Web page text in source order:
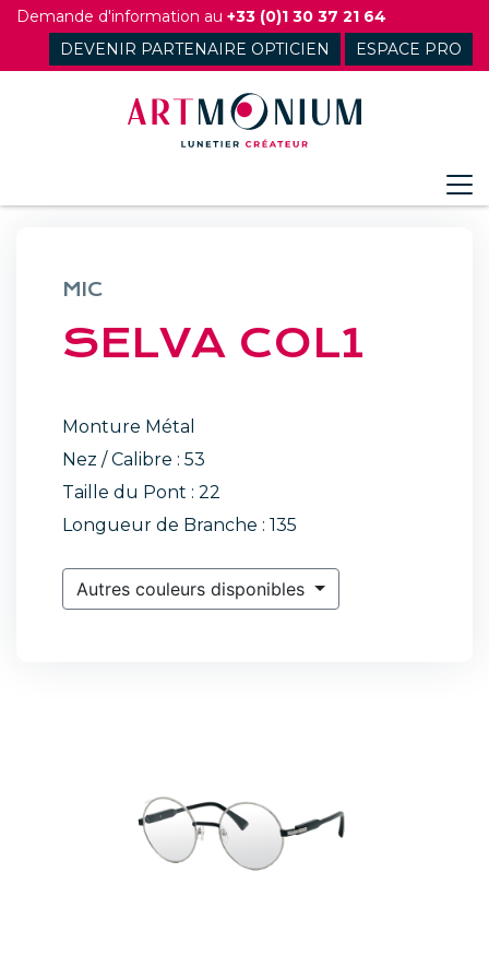
Skip
content
Demande d'information au +33 (0)1 30 37 21 64
DEVENIR PARTENAIRE OPTICIEN
ESPACE PRO
MIC
SELVA COL1
Monture Métal
Nez / Calibre : 53
Taille du Pont : 22
Longueur de Branche : 135
Autres couleurs disponibles